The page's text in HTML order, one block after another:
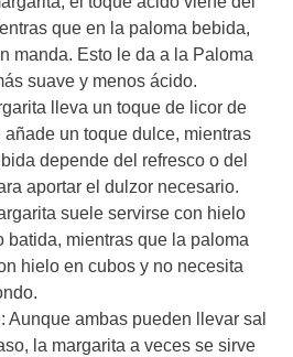
que en la paloma bebida,
manda. Esto le da a la Paloma
suave y menos ácido.
lleva un toque de licor de
un toque dulce, mientras
depende del refresco o del
aportar el dulzor necesario.
suele servirse con hielo
batida, mientras que la paloma
hielo en cubos y no necesita
: Aunque ambas pueden llevar sal
la margarita a veces se sirve